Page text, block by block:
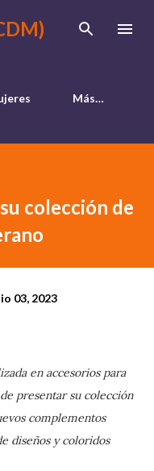
Más…
colección de
03, 2023
en accesorios para
presentar su colección
complementos
diseños y coloridos